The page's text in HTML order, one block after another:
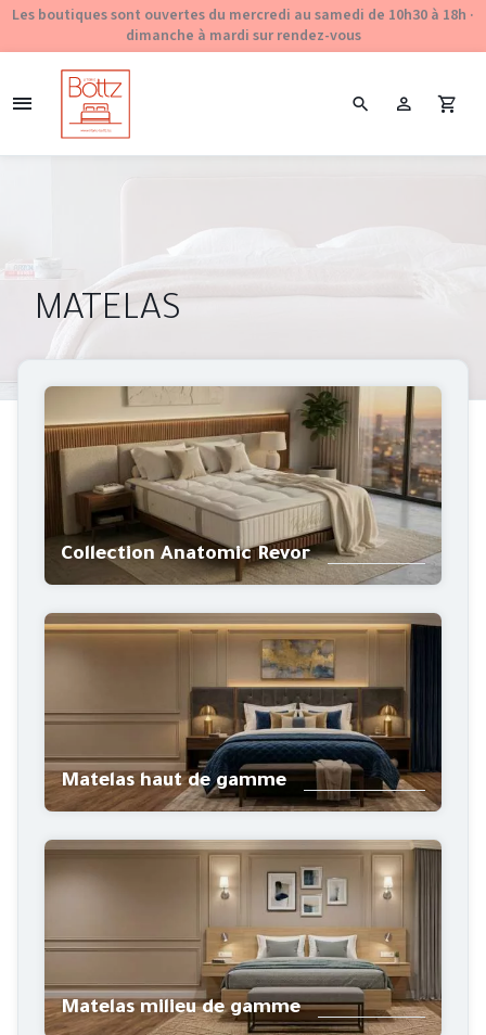
Les boutiques sont ouvertes du mercredi au samedi de 10h30 à 18h ·
dimanche à mardi sur rendez-vous
MATELAS
Sous-
catégories
Collection Anatomic Revor
Matelas haut de gamme
Matelas milieu de gamme